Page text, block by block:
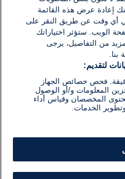
إعادة عرض هذه القائمة
في أي وقت عن طريق النقر على
الويب. ستؤثر اختياراتك
من التفاصيل، يرجى
بنا.
لتقديم:
فحص خصائص الجهاز
المعلومات و/أو الوصول
المخصصان وقياس أداء
الخدمات.